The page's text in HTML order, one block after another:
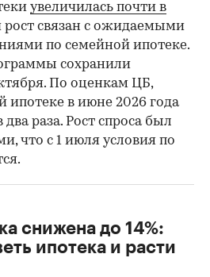
увеличилась почти в
рост связан с ожидаемыми
по семейной ипотеке.
сохранили
По оценкам ЦБ,
ипотеке в июне 2026 года
раза. Рост спроса был
что с 1 июля условия по
снижена до 14%:
ипотека и расти